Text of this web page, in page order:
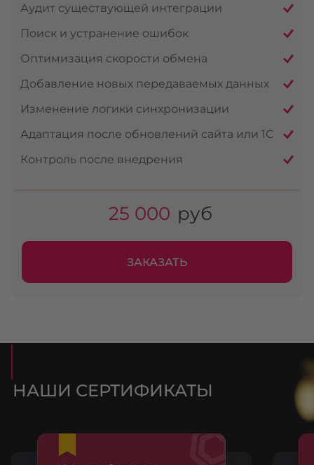
Аудит существующей интеграции
Поиск и устранение ошибок
Оптимизация скорости обмена
Добавление новых передаваемых данных
Изменение логики синхронизации
Адаптация после обновлений сайта или 1С
Контроль после внедрения
25 000 руб
ЗАКАЗАТЬ
НАШИ СЕРТИФИКАТЫ